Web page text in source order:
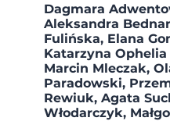
Dagmara
Aleksandra
Fulińska, Elana
Katarzyna
Marcin Mleczak,
Paradowski,
Rewiuk, Agata
Włodarczyk,